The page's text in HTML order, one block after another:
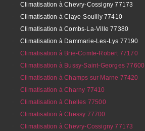
Climatisation à Chevry-Cossigny 77173
Climatisation à Claye-Souilly 77410
Climatisation à Combs-La-Ville 77380
Climatisation à Dammarie-Les-Lys 77190
Climatisation à Brie-Comte-Robert 77170
Climatisation à Bussy-Saint-Georges 77600
Climatisation à Champs sur Marne 77420
Climatisation à Charny 77410
Climatisation à Chelles 77500
Climatisation à Chessy 77700
Climatisation à Chevry-Cossigny 77173